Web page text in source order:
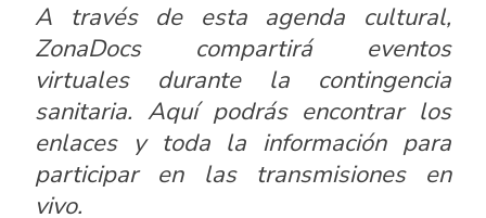
A través de esta agenda cultural,
ZonaDocscompartirá eventos
virtuales durante la contingencia
sanitaria. Aquí podrás encontrar los
enlaces y toda la información para
participar en las transmisiones en
vivo.